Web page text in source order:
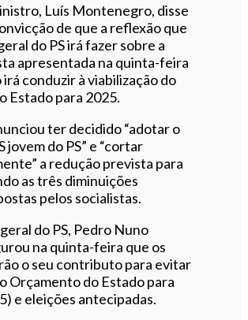
Luís Montenegro, disse
de que a reflexão que
do PS irá fazer sobre a
apresentada na quinta-feira
conduzir à viabilização do
Estado para 2025.
ter decidido “adotar o
jovem do PS” e “cortar
a redução prevista para
as três diminuições
pelos socialistas.
do PS, Pedro Nuno
na quinta-feira que os
o seu contributo para evitar
Orçamento do Estado para
e eleições antecipadas.